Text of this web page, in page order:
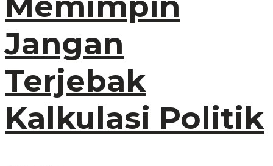
Jangan
Terjebak
Kalkulasi Politik